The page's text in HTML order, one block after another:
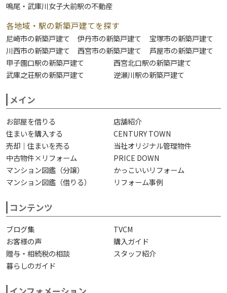
鳴尾・武庫川女子大前駅の不動産
各地域・駅の新築戸建てを探す
尼崎市の新築戸建て 伊丹市の新築戸建て
宝塚市の新築戸建て
川西市の新築戸建て
西宮市の新築戸建て
芦屋市の新築戸建て
甲子園口駅の新築戸建て
西宮北口駅の新築戸建て
武庫之荘駅の新築戸建て
逆瀬川駅の新築戸建て
メイン
お部屋を借りる
店舗紹介
住まいを購入する
CENTURY TOWN
売却｜住まいを売る
当社オリジナル管理物件
中古物件×リフォーム
PRICE DOWN
マンション図鑑（分譲）
かっこいいリフォーム
マンション図鑑（借りる）
リフォーム事例
コンテンツ
ブログ集
TVCM
お客様の声
購入ガイド
贈与・相続税の相談
スタッフ紹介
暮らしのガイド